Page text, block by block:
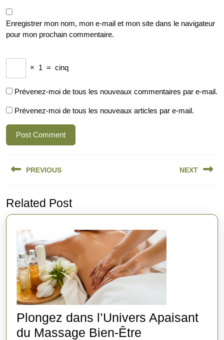
Enregistrer mon nom, mon e-mail et mon site dans le navigateur
pour mon prochain commentaire.
× 1 = cinq
Prévenez-moi de tous les nouveaux commentaires par e-mail.
Prévenez-moi de tous les nouveaux articles par e-mail.
de
PREVIOUS
post:
NEXT
Related Post
Plongez dans l’Univers Apaisant
du Massage Bien-Être